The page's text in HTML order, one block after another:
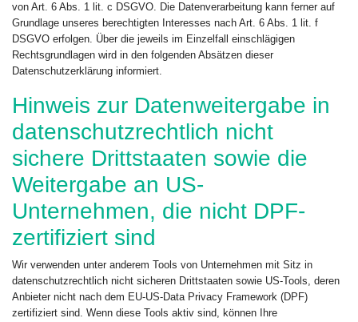
von Art. 6 Abs. 1 lit. c DSGVO. Die Datenverarbeitung kann ferner auf
Grundlage unseres berechtigten Interesses nach Art. 6 Abs. 1 lit. f
DSGVO erfolgen. Über die jeweils im Einzelfall einschlägigen
Rechtsgrundlagen wird in den folgenden Absätzen dieser
Datenschutzerklärung informiert.
Hinweis zur Datenweitergabe in
datenschutzrechtlich nicht
sichere Drittstaaten sowie die
Weitergabe an US-
Unternehmen, die nicht DPF-
zertifiziert sind
Wir verwenden unter anderem Tools von Unternehmen mit Sitz in
datenschutzrechtlich nicht sicheren Drittstaaten sowie US-Tools, deren
Anbieter nicht nach dem EU-US-Data Privacy Framework (DPF)
zertifiziert sind. Wenn diese Tools aktiv sind, können Ihre